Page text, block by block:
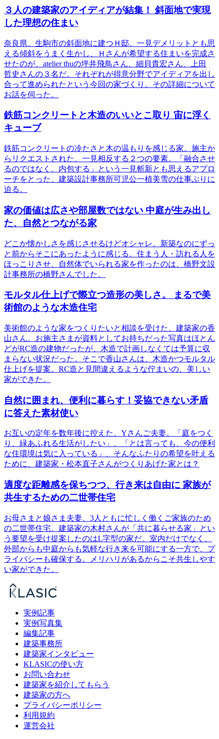
３人の建築家のアイディアが結集！ 斜面地で実現
した理想の住まい
奈良県、生駒市の斜面地に建つＨ邸。一見デメリットとも思
える傾斜をうまく生かし、Ｈさんが希望する住まいを完成さ
せたのが、atelier thuの坪井飛鳥さん、細貝貴宏さん、上田
哲史さんの３名だ。それぞれが得意分野でアイディアを出し
合って進められたという今回の家づくり。その詳細について
お話を伺った。
鉄筋コンクリートと木造のいいとこ取り 宙に浮く
キューブ
鉄筋コンクリートの冷たさと木の温もりを感じる家。施主か
らリクエストされた、一見相反する２つの要素。「融合させ
るのではなく、内包する」という一見斬新とも思えるアプロ
ーチをとった、建築設計事務所可児公一植美雪の仕事ぶりに
迫る。
家の価値は広さや部屋数ではない 中庭が生み出し
た、自然とつながる家
どこか懐かしさを感じさせるけどオシャレ。新築なのにずっ
と前からそこにあったように感じる。住まう人・訪れる人を
ほっこりさせ、自然体でいられる家を作ったのは、橋野文設
計事務所の橋野さんでした。
モルタル仕上げで際立つ造形の美しさ。 まるで美
術館のような木造住宅
美術館のような家をつくりたいと相談を受けた、建築家の香
山さん。お施主さまが資料としてお持ちだった写真はほとん
どがRC造の建物だったが、木造で計画しなくては予算に収
まらない状況だった。そこで香山さんは、木造かつモルタル
仕上げを提案。RC造と見間違えるような佇まいの、美しい
家ができた。
自然に囲まれ、便利に暮らす！妥協できない矛盾
に答えた素材使い
お互いの定年を数年後に控えた、Yさんご夫妻。「庭をつく
り、緑あふれる生活がしたい」、「とは言っても、今の便利
な住環境は気に入っている」、そんなふたりの希望を叶える
ために、建築家・松本直子さんがつくりあげた家とは？
適度な距離感を保ちつつ、行き来は自由に 家族が
共生するための二世帯住宅
お母さまと娘さま夫妻、3人ともに忙しく働くご家族のため
の二世帯住宅。建築家の木村さんが「共に暮らせる家」とい
う要望を受け提案したのはL字型の家だ。室内だけでなく、
外部からも中庭からも気軽な行き来を可能にする一方で、プ
ライバシーも確保する。メリハリがあるからこそ共生しやす
い家ができた。
実例記事
実例写真集
編集記事
建築事務所
建築家インタビュー
KLASICの使い方
お問い合わせ
建築家を紹介してもらう
建築家の方へ
プライバシーポリシー
利用規約
運営会社